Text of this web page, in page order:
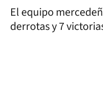
El equipo
derrotas y 7